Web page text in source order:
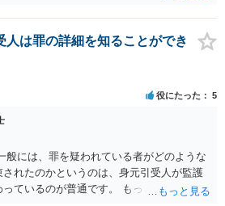
人は罪の詳細を知ることができ
役にたった 5
般には、罪を疑われている者がどのような
れたのかというのは、身元引受人が監護
ているのが普通です。 もっとも、事実関